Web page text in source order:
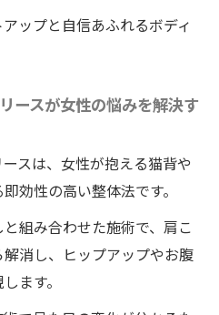
ップと自信あふれるボディ
ースが女性の悩みを解決す
スは、女性が抱える猫背や
効性の高い整体法です。
組み合わせた施術で、肩こ
消し、ヒップアップやお腹
ます。